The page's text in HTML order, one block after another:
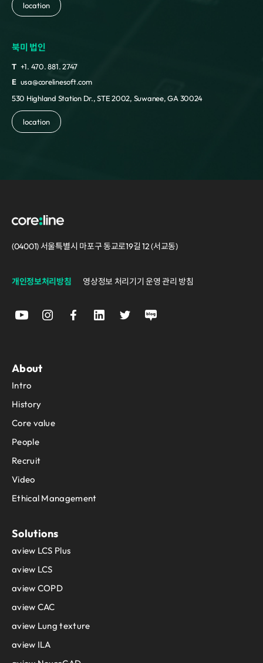
location
북미 법인
T +1. 470. 881. 2747
E usa@corelinesoft.com
530 Highland Station Dr., STE 2002, Suwanee, GA 30024
location
(04001) 서울특별시 마포구 동교로19길 12 (서교동)
개인정보처리방침 영상정보 처리기기 운영 관리 방침
About
Intro
History
Core value
People
Recruit
Video
Ethical Management
Solutions
aview LCS Plus
aview LCS
aview COPD
aview CAC
aview Lung texture
aview ILA